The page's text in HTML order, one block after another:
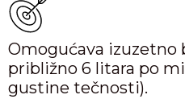
Omogućava izuzetno
približno 6 litara po
gustine tečnosti).